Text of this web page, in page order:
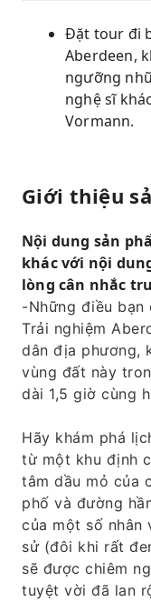
Đặt tour đi
Aberdeen,
ngưỡng
nghệ sĩ
Vormann.
Giới thiệu
Nội dung sản
khác với nội
lòng cân nhắc
-Những điều
Trải nghiệm
dân địa phương,
vùng đất này
dài 1,5 giờ cùng
Hãy khám phá
từ một khu định
tâm dầu mỏ của
phố và đường
của một số nhân
sử (đôi khi rất
sẽ được chiêm
tuyệt vời đã lan